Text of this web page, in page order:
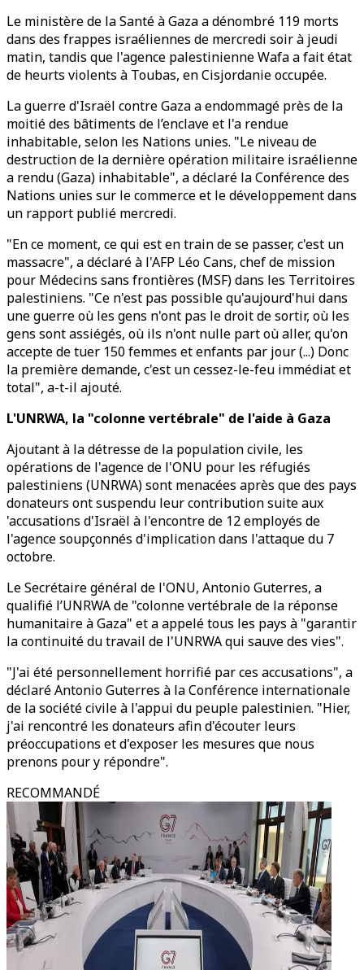
Le ministère de la Santé à Gaza a dénombré 119 morts
dans des frappes israéliennes de mercredi soir à jeudi
matin, tandis que l'agence palestinienne Wafa a fait état
de heurts violents à Toubas, en Cisjordanie occupée.
La guerre d'Israël contre Gaza a endommagé près de la
moitié des bâtiments de l’enclave et l'a rendue
inhabitable, selon les Nations unies. "Le niveau de
destruction de la dernière opération militaire israélienne
a rendu (Gaza) inhabitable", a déclaré la Conférence des
Nations unies sur le commerce et le développement dans
un rapport publié mercredi.
"En ce moment, ce qui est en train de se passer, c'est un
massacre", a déclaré à l'AFP Léo Cans, chef de mission
pour Médecins sans frontières (MSF) dans les Territoires
palestiniens. "Ce n'est pas possible qu'aujourd'hui dans
une guerre où les gens n'ont pas le droit de sortir, où les
gens sont assiégés, où ils n'ont nulle part où aller, qu'on
accepte de tuer 150 femmes et enfants par jour (...) Donc
la première demande, c'est un cessez-le-feu immédiat et
total", a-t-il ajouté.
L'UNRWA, la "colonne vertébrale" de l'aide à Gaza
Ajoutant à la détresse de la population civile, les
opérations de l'agence de l'ONU pour les réfugiés
palestiniens (UNRWA) sont menacées après que des pays
donateurs ont suspendu leur contribution suite aux
'accusations d'Israël à l'encontre de 12 employés de
l'agence soupçonnés d'implication dans l'attaque du 7
octobre.
Le Secrétaire général de l'ONU, Antonio Guterres, a
qualifié l’UNRWA de "colonne vertébrale de la réponse
humanitaire à Gaza" et a appelé tous les pays à "garantir
la continuité du travail de l'UNRWA qui sauve des vies".
"J'ai été personnellement horrifié par ces accusations", a
déclaré Antonio Guterres à la Conférence internationale
de la société civile à l'appui du peuple palestinien. "Hier,
j'ai rencontré les donateurs afin d'écouter leurs
préoccupations et d'exposer les mesures que nous
prenons pour y répondre".
RECOMMANDÉ